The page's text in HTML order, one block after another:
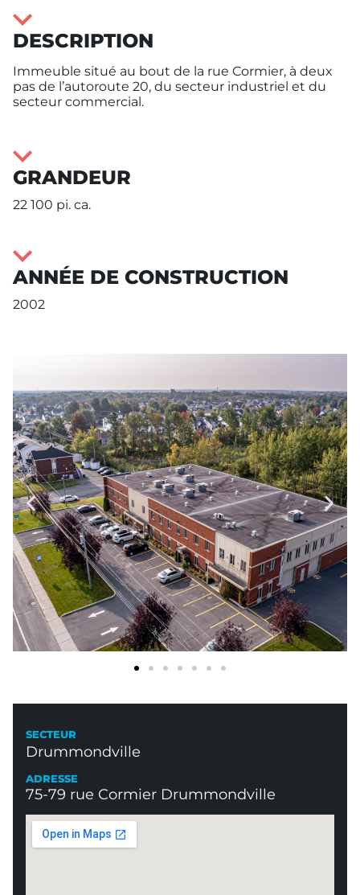
DESCRIPTION
Immeuble situé au bout de la rue Cormier, à deux
pas de l’autoroute 20, du secteur industriel et du
secteur commercial.
GRANDEUR
22 100 pi. ca.
ANNÉE DE CONSTRUCTION
2002
SECTEUR
Drummondville
ADRESSE
75-79 rue Cormier Drummondville